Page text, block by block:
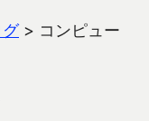
> コンピュー